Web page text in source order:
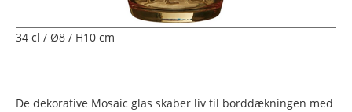
34 cl / Ø8 / H10 cm
De dekorative Mosaic glas skaber liv til borddækningen med